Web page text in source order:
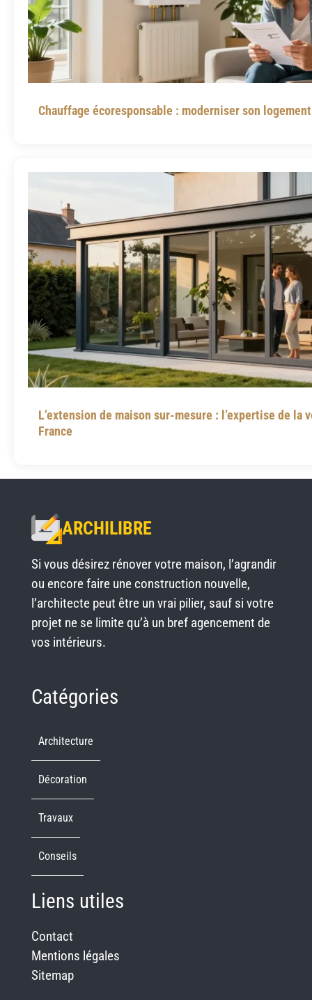
Chauffage écoresponsable : moderniser son
L’extension de maison sur-mesure : l’expertise de la
France
ARCHILIBRE
Si vous désirez rénover votre maison, l’agrandir
ou encore faire une construction nouvelle,
l’architecte peut être un vrai pilier, sauf si votre
projet ne se limite qu’à un bref agencement de
vos intérieurs.
Catégories
Architecture
Décoration
Travaux
Conseils
Liens utiles
Contact
Mentions légales
Sitemap